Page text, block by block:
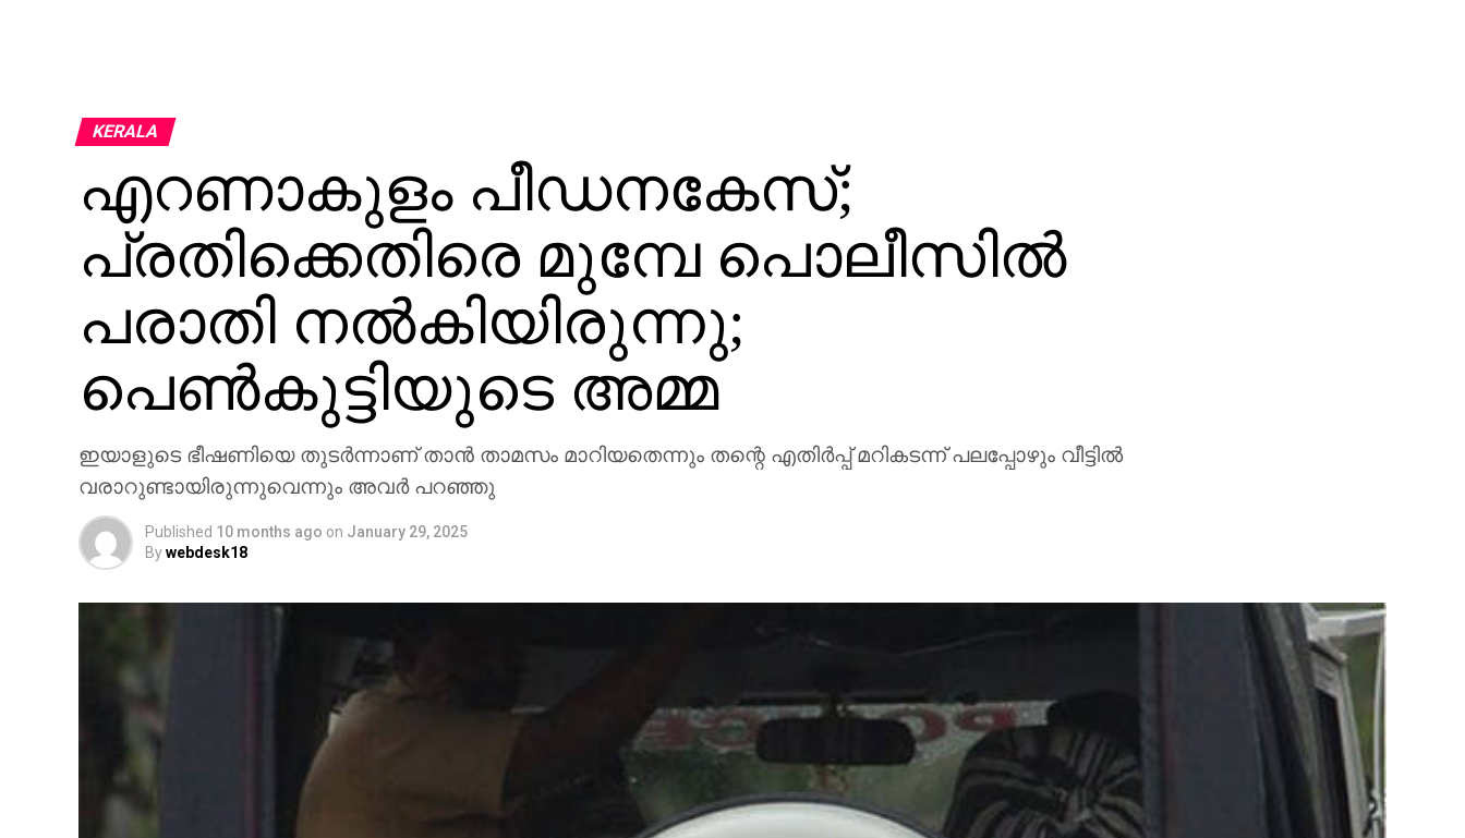
KERALA
എറണാകുളം പീഡനകേസ്;
പ്രതിക്കെതിരെ മുമ്പേ പൊലീസില്‍
പരാതി നല്‍കിയിരുന്നു;
പെണ്‍കുട്ടിയുടെ അമ്മ
ഇയാളുടെ ഭീഷണിയെ തുടര്‍ന്നാണ് താന്‍ താമസം മാറിയതെന്നും തന്റെ എതിര്‍പ്പ് മറികടന്ന് പലപ്പോഴും വീട്ടില്‍
വരാറുണ്ടായിരുന്നുവെന്നും അവര്‍ പറഞ്ഞു
Published 10 months ago on January 29, 2025
Bywebdesk18